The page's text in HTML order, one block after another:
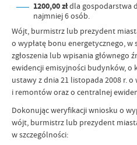
1200,00 złdla gospodarstwa
najmniej 6 osób.
Wójt, burmistrz lub prezydent
o wypłatę bonu energetycznego, w
zgłoszenia lub wpisania głównego
ewidencji emisyjności budynków, o
ustawy z dnia 21 listopada 2008 r.
i remontów oraz o centralnej
Dokonując weryfikacji wniosku o
wójt, burmistrz lub prezydent
w szczególności: